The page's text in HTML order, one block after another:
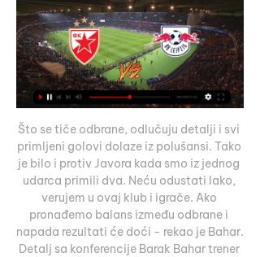
Što se tiče odbrane, odlučuju detalji i svi
primljeni golovi dolaze iz polušansi. Tako
je bilo i protiv Javora kada smo iz jednog
udarca primili dva. Neću odustati lako,
verujem u ovaj klub i igrače. Ako
pronađemo balans između odbrane i
napada rezultati će doći - rekao je Bahar.
Detalj sa konferencije Barak Bahar trener